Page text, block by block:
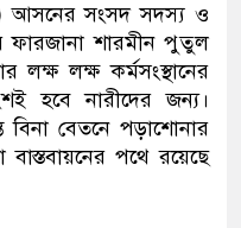
ফরিদপুরে ‘শ্মশান বন্ধু’ কানু
আসনের সংসদ সদস্য ও
ফারজানা শারমীন পুতুল
লক্ষ লক্ষ কর্মসংস্থানের
হবে নারীদের জন্য।
বিনা বেতনে পড়াশোনার
পথে রয়েছে